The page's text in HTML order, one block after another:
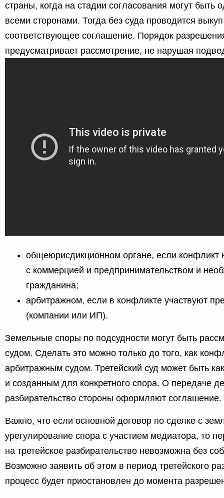
страны, когда на стадии согласования могут быть
всеми сторонами. Тогда без суда проводится
соответствующее соглашение. Порядок
предусматривает рассмотрение, не нарушая
общеюрисдикционном органе, если конфликт
с коммерцией и предпринимательством и
гражданина;
арбитражном, если в конфликте участвуют
(компании или ИП).
Земельные споры по подсудности могут быть
судом. Сделать это можно только до того, как
арбитражным судом. Третейский суд может быть
и созданным для конкретного спора. О передаче
разбирательство стороны оформляют соглашение.
Важно, что если основной договор по сделке с
урегулирование спора с участием медиатора, то
на третейское разбирательство невозможна без
Возможно заявить об этом в период третейского
процесс будет приостановлен до момента